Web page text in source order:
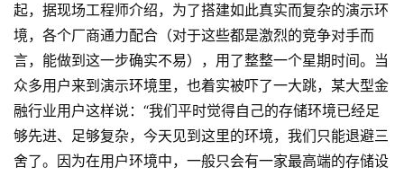
起，据现场工程师介绍，为了搭建如此真实而复杂的演示环
境，各个厂商通力配合（对于这些都是激烈的竞争对手而
言，能做到这一步确实不易），用了整整一个星期时间。当
众多用户来到演示环境里，也着实被吓了一大跳，某大型金
融行业用户这样说：“我们平时觉得自己的存储环境已经足
够先进、足够复杂，今天见到这里的环境，我们只能退避三
舍了。因为在用户环境中，一般只会有一家最高端的存储设